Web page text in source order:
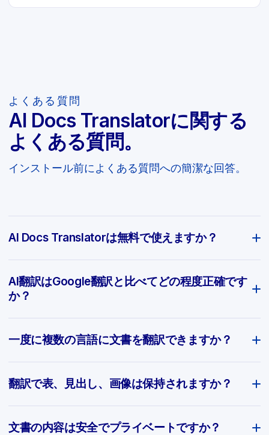
よくある質問
AI Docs Translatorに関する
よくある質問。
インストール前によくある質問への簡潔な回答。
AI Docs Translatorは無料で使えますか？
AI翻訳はGoogle翻訳と比べてどの程度正確です
か？
一度に複数の言語に文書を翻訳できますか？
翻訳で表、見出し、画像は保持されますか？
文書の内容は安全でプライベートですか？